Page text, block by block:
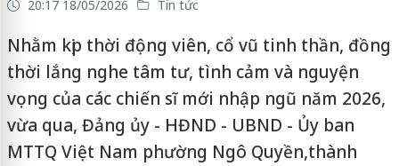
20:17 18/05/2026 Tin tức
Nhằm kịp thời động viên, cổ vũ tinh thần, đồng
thời lắng nghe tâm tư, tình cảm và nguyện
vọng của các chiến sĩ mới nhập ngũ năm 2026,
vừa qua, Đảng ủy - HĐND - UBND - Ủy ban
MTTQ Việt Nam phường Ngô Quyền,thành